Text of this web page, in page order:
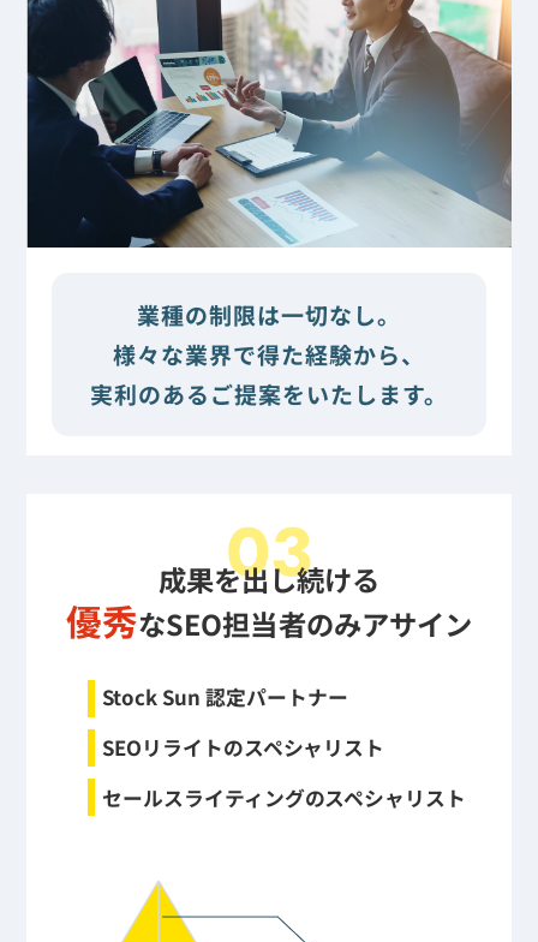
業種の制限は一切なし。
様々な業界で得た経験から、
実利のあるご提案をいたします。
03
成果を出し続ける
優秀なSEO担当者のみアサイン
Stock Sun 認定パートナー
SEOリライトのスペシャリスト
セールスライティングのスペシャリスト